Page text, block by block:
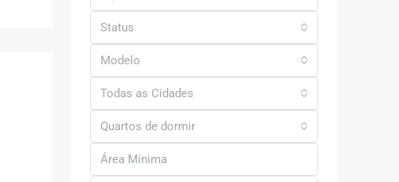
Status
Modelo
Todas as Cidades
Quartos de dormir